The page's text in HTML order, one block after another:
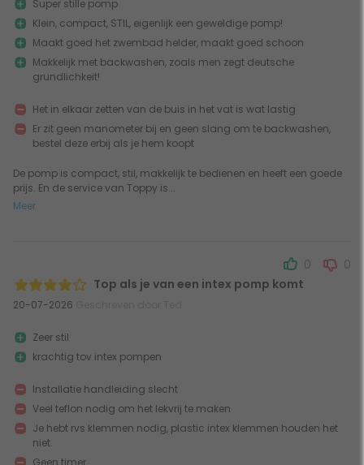
De pomp is compact, stil, makkelijk te bedienen en heeft een goede
prijs. En de service van Toppy is...
Meer
Super stille pomp
Klein, compact, STIL, eigenlijk een geweldige pomp!
Maakt goed het zwembad helder, maakt goed schoon
Makkelijk met backwashen, zoals men zegt deutsche
grundlichkeit!
Het in elkaar zetten van de buis in het vat is wat lastig
Er zit geen manometer bij en geen slang om te backwashen,
bestel deze erbij als je hem koopt
Top als je van een intex pomp komt
20-07-2026
0 0
Zeer stil
krachtig tov intex pompen
Installatie handleiding slecht
Veel teflon nodig om het lekvrij te maken
Je hebt rvs klemmen nodig, plastic intex klemmen houden het
niet.
Geen timer